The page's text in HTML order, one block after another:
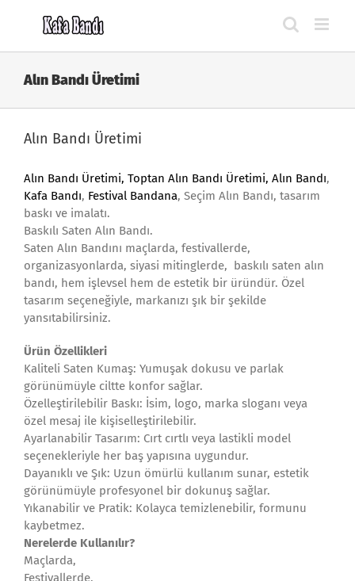
Alın Bandı Üretimi
Alın Bandı Üretimi
Alın Bandı Üretimi, Toptan Alın Bandı Üretimi, Alın Bandı,
Kafa Bandı, Festival Bandana, Seçim Alın Bandı, tasarım
baskı ve imalatı.
Baskılı Saten Alın Bandı.
Saten Alın Bandını maçlarda, festivallerde,
organizasyonlarda, siyasi mitinglerde, baskılı saten alın
bandı, hem işlevsel hem de estetik bir üründür. Özel
tasarım seçeneğiyle, markanızı şık bir şekilde
yansıtabilirsiniz.
Ürün Özellikleri
Kaliteli Saten Kumaş: Yumuşak dokusu ve parlak
görünümüyle ciltte konfor sağlar.
Özelleştirilebilir Baskı: İsim, logo, marka sloganı veya
özel mesaj ile kişiselleştirilebilir.
Ayarlanabilir Tasarım: Cırt cırtlı veya lastikli model
seçenekleriyle her baş yapısına uygundur.
Dayanıklı ve Şık: Uzun ömürlü kullanım sunar, estetik
görünümüyle profesyonel bir dokunuş sağlar.
Yıkanabilir ve Pratik: Kolayca temizlenebilir, formunu
kaybetmez.
Nerelerde Kullanılır?
Maçlarda,
Festivallerde,